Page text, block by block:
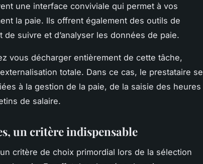
une interface conviviale qui permet à vos
la paie. Ils offrent également des outils de
suivre et d’analyser les données de paie.
vous décharger entièrement de cette tâche,
totale. Dans ce cas, le prestataire se
à la gestion de la paie, de la saisie des heures
de salaire.
un critère indispensable
critère de choix primordial lors de la sélection